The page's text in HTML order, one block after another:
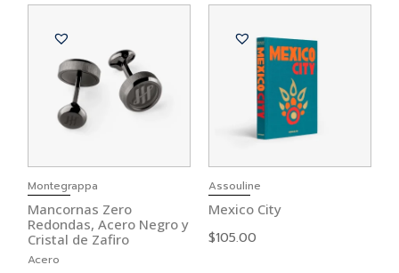
Montegrappa
Mancornas Zero
Redondas, Acero Negro y
Cristal de Zafiro
Acero
Assouline
Mexico City
$105.00